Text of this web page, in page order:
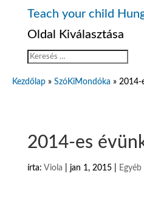
Teach your child
Oldal Kiválasztása
Kezdőlap » SzóKiMondóka » 2014-
2014-es
írta: Viola jan 1, 2015| Egyéb|